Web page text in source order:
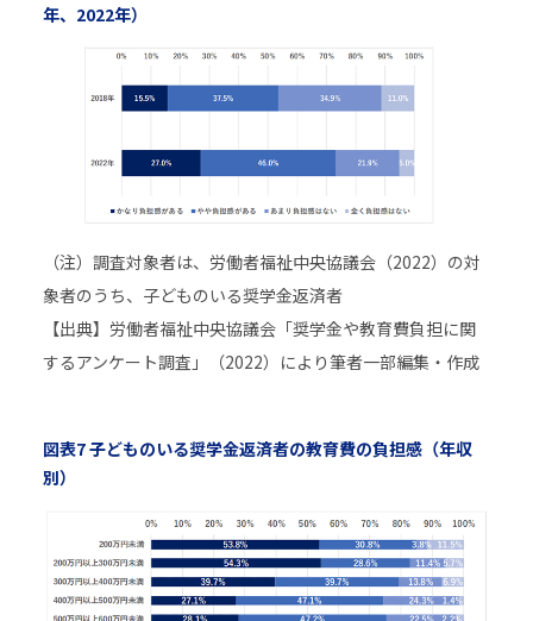
年、2022年）
（注）調査対象者は、労働者福祉中央協議会（2022）の対
象者のうち、子どものいる奨学金返済者
【出典】労働者福祉中央協議会「奨学金や教育費負担に関
するアンケート調査」（2022）により筆者一部編集・作成
図表7 子どものいる奨学金返済者の教育費の負担感（年収
別）